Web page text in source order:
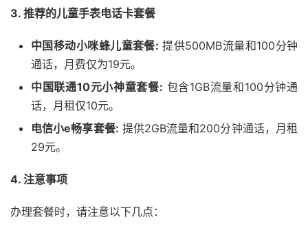
3. 推荐的儿童手表电话卡套餐
中国移动小咪蜂儿童套餐: 提供500MB流量和100分钟
通话，月费仅为19元。
中国联通10元小神童套餐: 包含1GB流量和100分钟通
话，月租仅10元。
电信小e畅享套餐: 提供2GB流量和200分钟通话，月租
29元。
4. 注意事项
办理套餐时，请注意以下几点：